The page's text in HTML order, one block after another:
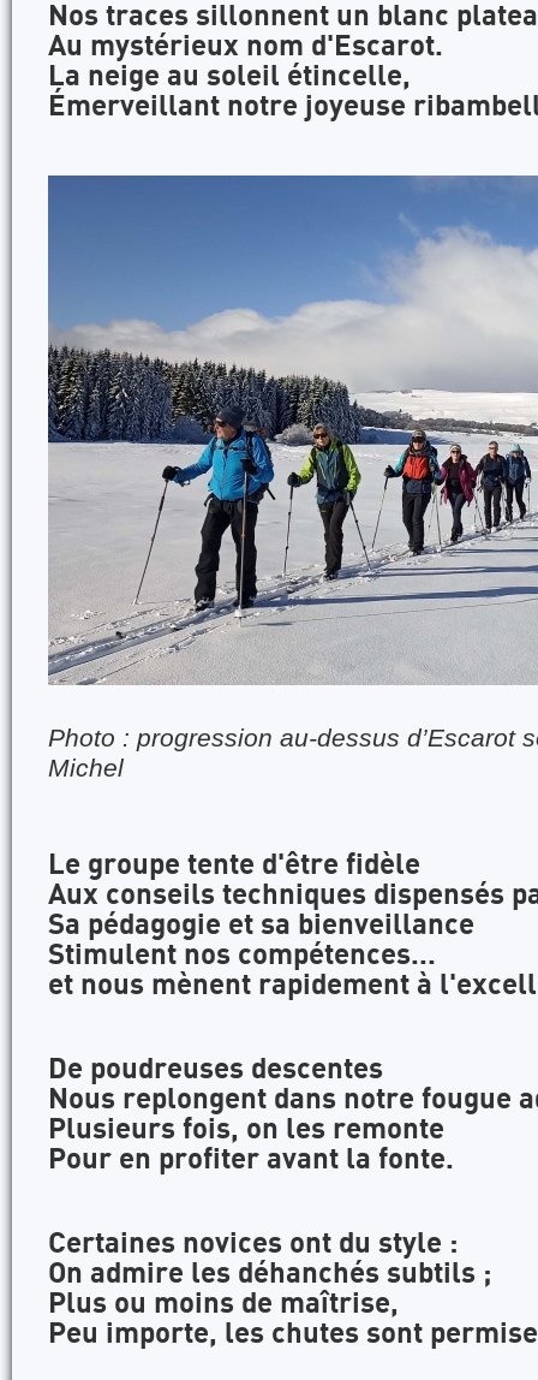
Nos traces sillonnent un blanc
Au mystérieux nom d'Escarot.
La neige au soleil étincelle,
Émerveillant notre joyeuse
Photo : progression au-dessus d’Escarot
Michel
Le groupe tente d'être fidèle
Aux conseils techniques dispensés
Sa pédagogie et sa bienveillance
Stimulent nos compétences...
et nous mènent rapidement à
De poudreuses descentes
Nous replongent dans notre fougue
Plusieurs fois, on les remonte
Pour en profiter avant la fonte.
Certaines novices ont du style :
On admire les déhanchés subtils ;
Plus ou moins de maîtrise,
Peu importe, les chutes sont